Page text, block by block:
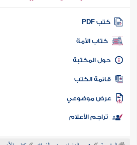
كتب PDF
كتاب الأمة
المكتبة
الكتب
موضوعي